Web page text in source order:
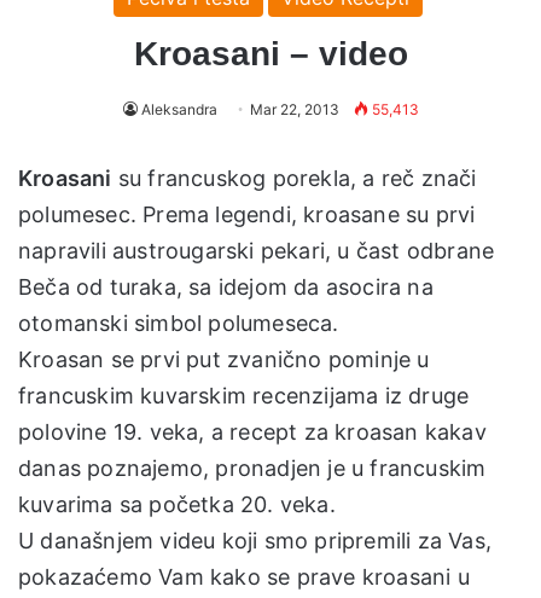
Kroasani – video
Aleksandra Mar 22, 2013 55,413
Kroasani su francuskog porekla, a reč znači
polumesec. Prema legendi, kroasane su prvi
napravili austrougarski pekari, u čast odbrane
Beča od turaka, sa idejom da asocira na
otomanski simbol polumeseca.
Kroasan se prvi put zvanično pominje u
francuskim kuvarskim recenzijama iz druge
polovine 19. veka, a recept za kroasan kakav
danas poznajemo, pronadjen je u francuskim
kuvarima sa početka 20. veka.
U današnjem videu koji smo pripremili za Vas,
pokazaćemo Vam kako se prave kroasani u